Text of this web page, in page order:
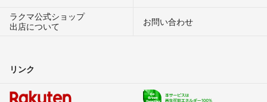
ラクマ公式ショップ
出店について
お問い合わせ
リンク